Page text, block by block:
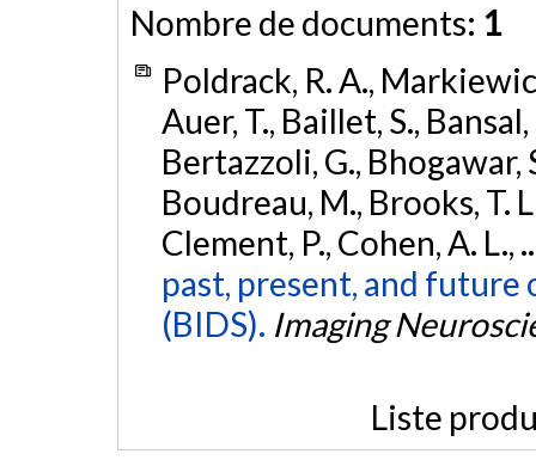
Nombre de documents: 1
Poldrack, R. A.,
Auer, T., Baillet, S.,
Bertazzoli, G., Bhogawar,
Boudreau, M., Brooks, T.
Clement, P., Cohen, A.
past, present, and
(BIDS). Imaging
Liste